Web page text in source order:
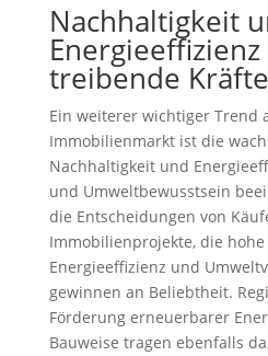
Nachhaltigkeit
Energieeffizienz
treibende Kräfte
Ein weiterer wichtiger Trend
Immobilienmarkt ist die
Nachhaltigkeit und
und Umweltbewusstsein
die Entscheidungen von
Immobilienprojekte, die
Energieeffizienz und
gewinnen an Beliebtheit.
Förderung erneuerbarer
Bauweise tragen ebenfalls